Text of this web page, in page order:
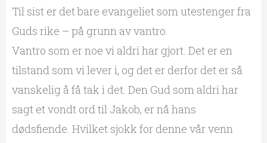
Til sist er det bare evangeliet som utestenger fra
Guds rike – på grunn av vantro.
Vantro som er noe vi aldri har gjort. Det er en
tilstand som vi lever i, og det er derfor det er så
vanskelig å få tak i det. Den Gud som aldri har
sagt et vondt ord til Jakob, er nå hans
dødsfiende. Hvilket sjokk for denne vår venn